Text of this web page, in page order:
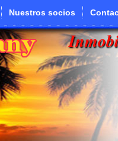
Nuestros socios